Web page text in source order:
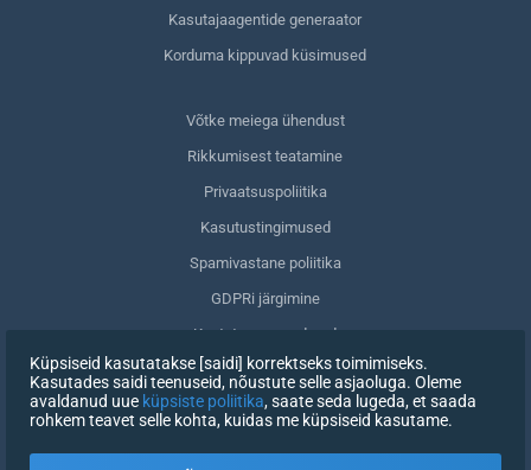
Kasutajaagentide generaator
Korduma kippuvad küsimused
Võtke meiega ühendust
Rikkumisest teatamine
Privaatsuspoliitika
Kasutustingimused
Spamivastane poliitika
GDPRi järgimine
Kustuta oma andmed
Nõusoleku tagasivõtmine
Küpsiseid kasutatakse [saidi] korrektseks toimimiseks.
Kasutades saidi teenuseid, nõustute selle asjaoluga. Oleme
avaldanud uue küpsiste poliitika, saate seda lugeda, et saada
rohkem teavet selle kohta, kuidas me küpsiseid kasutame.